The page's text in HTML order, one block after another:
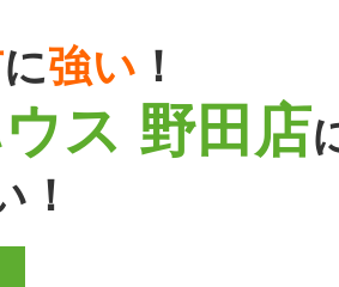
に強い ！
ス 野田店
！